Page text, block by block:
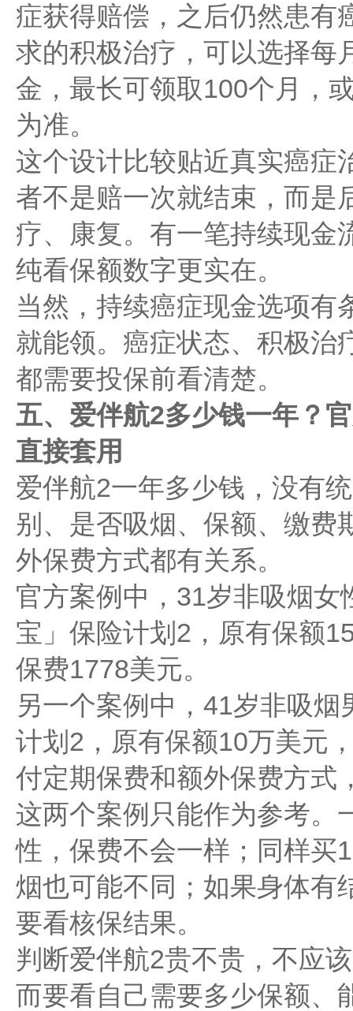
症获得赔偿，之后仍然患有
求的积极治疗，可以选择每
金，最长可领取100个月，
为准。
这个设计比较贴近真实癌症
者不是赔一次就结束，而是
疗、康复。有一笔持续现金
纯看保额数字更实在。
当然，持续癌症现金选项有
就能领。癌症状态、积极治
都需要投保前看清楚。
五、爱伴航2多少钱一年？
直接套用
爱伴航2一年多少钱，没有
别、是否吸烟、保额、缴费
外保费方式都有关系。
官方案例中，31岁非吸烟
宝」保险计划2，原有保额
保费1778美元。
另一个案例中，41岁非吸
计划2，原有保额10万美元
付定期保费和额外保费方式
这两个案例只能作为参考。
性，保费不会一样；同样买
烟也可能不同；如果身体有
要看核保结果。
判断爱伴航2贵不贵，不应
而要看自己需要多少保额、